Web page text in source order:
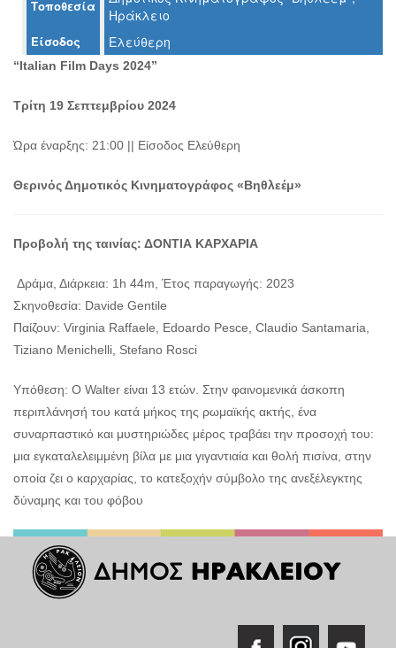
ΠΟΛΗ
Τοποθεσία
Ηράκλειο
Είσοδος Ελεύθερη
“Italian Film Days 2024”
Τρίτη 19 Σεπτεμβρίου 2024
Ώρα έναρξης: 21:00 || Είσοδος Ελεύθερη
Θερινός Δημοτικός Κινηματογράφος «Βηθλεέμ»
Προβολή της ταινίας: ΔΟΝΤΙΑ ΚΑΡΧΑΡΙΑ
Δράμα, Διάρκεια: 1h 44m, Έτος παραγωγής: 2023
Σκηνοθεσία: Davide Gentile
Παίζουν: Virginia Raffaele, Edoardo Pesce, Claudio Santamaria,
Tiziano Menichelli, Stefano Rosci
Υπόθεση: Ο Walter είναι 13 ετών. Στην φαινομενικά άσκοπη
περιπλάνησή του κατά μήκος της ρωμαϊκής ακτής, ένα
συναρπαστικό και μυστηριώδες μέρος τραβάει την προσοχή του:
μια εγκαταλελειμμένη βίλα με μια γιγαντιαία και θολή πισίνα, στην
οποία ζει ο καρχαρίας, το κατεξοχήν σύμβολο της ανεξέλεγκτης
δύναμης και του φόβου